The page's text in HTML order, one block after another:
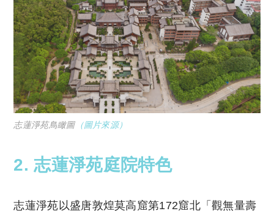
志蓮淨苑鳥瞰圖（圖片來源）
2. 志蓮淨苑庭院特色
志蓮淨苑以盛唐敦煌莫高窟第172窟北「觀無量壽